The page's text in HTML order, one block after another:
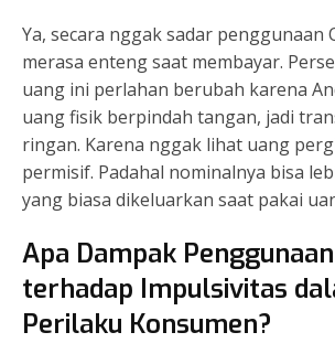
Ya, secara nggak sadar penggunaan
merasa enteng saat membayar.
uang ini perlahan berubah karena
uang fisik berpindah tangan, jadi
ringan. Karena nggak lihat uang
permisif. Padahal nominalnya bisa
yang biasa dikeluarkan saat pakai
Apa Dampak Penggunaan
terhadap Impulsivitas
Perilaku Konsumen?